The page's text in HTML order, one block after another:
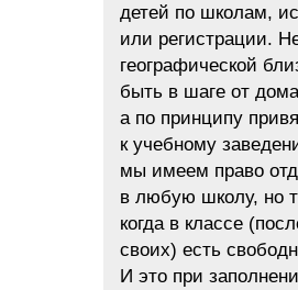
детей по школам,
или регистрации.
географической
быть в шаге от
а по принципу
к учебному
мы имеем право
в любую школу, но
когда в классе
своих) есть
И это при